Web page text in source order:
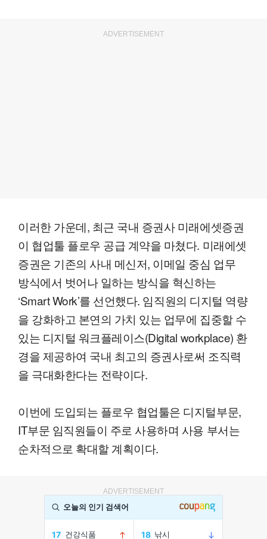
ADVERTISEMENT
이러한 가운데, 최근 국내 증권사 미래에셋증권
이 협업툴 플로우 공급 계약을 마쳤다. 미래에셋
증권은 기존의 사내 메신저, 이메일 중심 업무
방식에서 벗어나 일하는 방식을 혁신하는
‘Smart Work’를 선언했다. 임직원의 디지털 역량
을 강화하고 본연의 가치 있는 업무에 집중할 수
있는 디지털 워크플레이스(Digital workplace) 환
경을 제공하여 국내 최고의 증권사로써 조직력
을 극대화한다는 전략이다.
이번에 도입되는 플로우 협업툴은 디지털부문,
IT부문 임직원들이 주로 사용하며 사용 부서는
순차적으로 확대할 계획이다.
ADVERTISEMENT